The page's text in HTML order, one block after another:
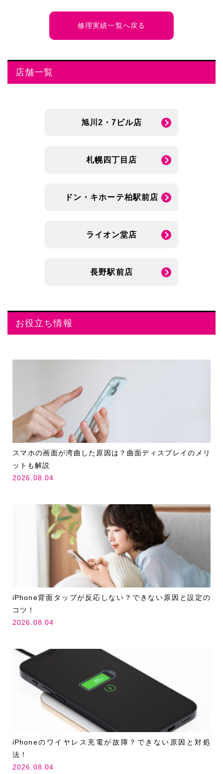
修理実績一覧へ戻る
店舗一覧
旭川2・7ビル店
札幌四丁目店
ドン・キホーテ柏駅前店
ライオン堂店
長野駅前店
お役立ち情報
スマホの画面が湾曲した原因は？曲面ディスプレイのメリ
ットも解説
2026.08.04
iPhone背面タップが反応しない？できない原因と設定の
コツ！
2026.08.04
iPhoneのワイヤレス充電が故障？できない原因と対処
法！
2026.08.04